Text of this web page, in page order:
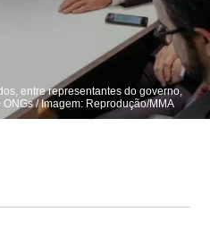
entre representantes do governo,
/ Imagem: Reprodução/MMA